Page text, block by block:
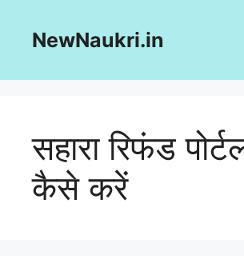
NewNaukri.in
सहारा रिफंड
कैसे करें